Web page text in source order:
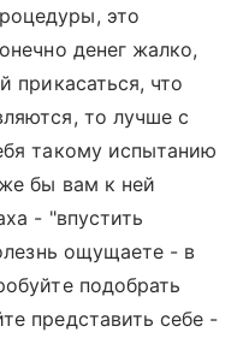
это
денег жалко,
прикасаться, что
то лучше с
такому испытанию
бы вам к ней
- "впустить
ощущаете - в
подобрать
представить себе -